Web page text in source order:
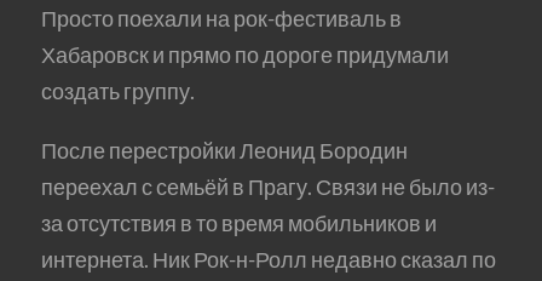
Просто поехали на рок-фестиваль в
Хабаровск и прямо по дороге придумали
создать группу.
После перестройки Леонид Бородин
переехал с семьёй в Прагу. Связи не было из-
за отсутствия в то время мобильников и
интернета. Ник Рок-н-Ролл недавно сказал по